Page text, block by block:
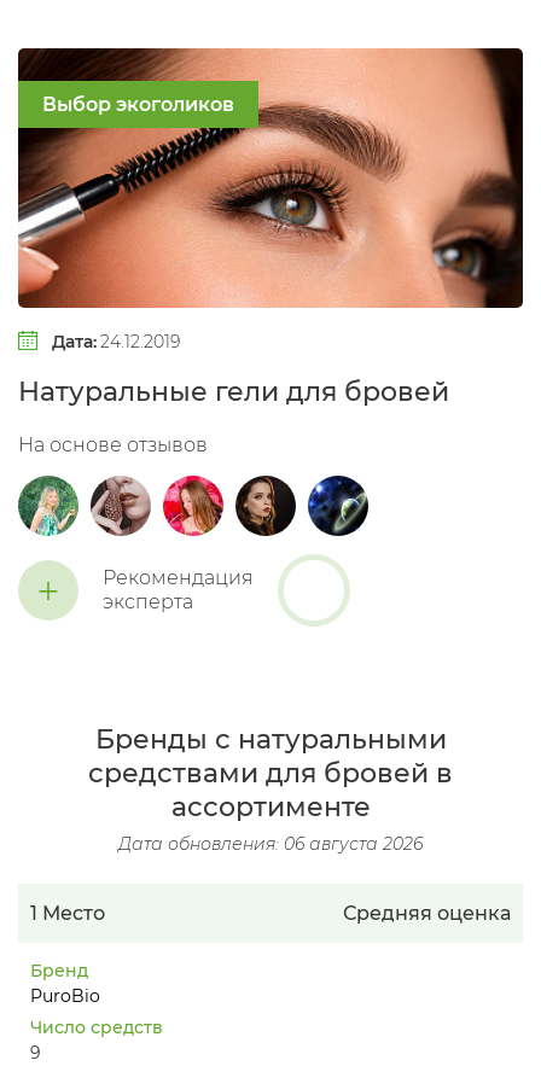
Выбор экоголиков
Дата:24.12.2019
Натуральные гели для бровей
На основе отзывов
+
Рекомендация
эксперта
Бренды с натуральными
средствами для бровей в
ассортименте
Дата обновления: 06 августа 2026
1 Место Средняя оценка
Бренд
PuroBio
Число средств
9